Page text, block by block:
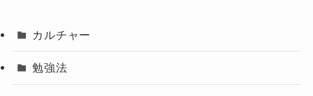
カルチャー
勉強法